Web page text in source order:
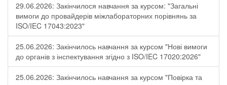
29.06.2026: Закінчилося навчання за курсом: "Загальні
вимоги до провайдерів міжлабораторних порівнянь за
ISO/IEC 17043:2023"
25.06.2026: Закінчилось навчання за курсом "Нові вимоги
до органів з інспектування згідно з ISO/IEC 17020:2026"
25.06.2026: Закінчилось навчання за курсом "Повірка та